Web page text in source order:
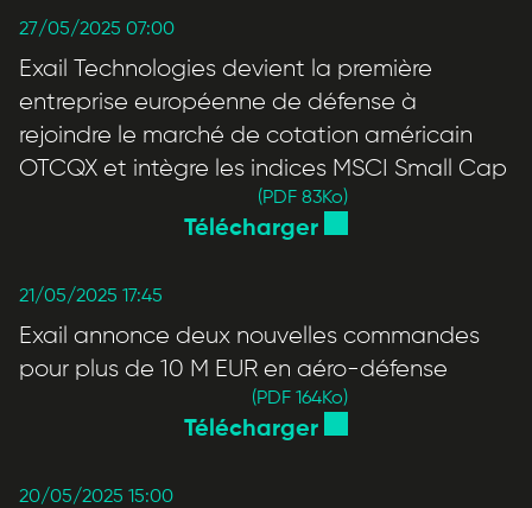
27/05/2025 07:00
Exail Technologies devient la première
entreprise européenne de défense à
rejoindre le marché de cotation américain
OTCQX et intègre les indices MSCI Small Cap
(PDF 83Ko)
Télécharger
21/05/2025 17:45
Exail annonce deux nouvelles commandes
pour plus de 10 M EUR en aéro-défense
(PDF 164Ko)
Télécharger
20/05/2025 15:00